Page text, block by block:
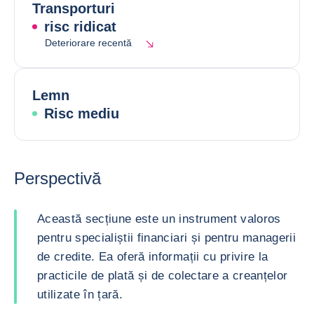
Transporturi
risc ridicat
Deteriorare recentă
Lemn
Risc mediu
Perspectivă
Această secțiune este un instrument valoros
pentru specialiștii financiari și pentru managerii
de credite. Ea oferă informații cu privire la
practicile de plată și de colectare a creanțelor
utilizate în țară.